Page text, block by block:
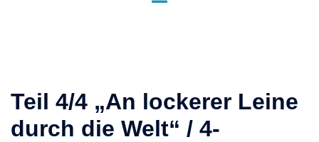
Teil 4/4 „An lockerer Leine
durch die Welt“ / 4-